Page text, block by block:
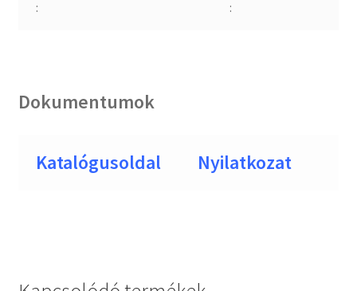
: :
Dokumentumok
Katalógusoldal Nyilatkozat